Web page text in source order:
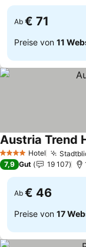
Ab € 71
Preise von 11
4 Sterne Hotel
Austria Trend
7,9 Gut 19 107
Ab € 46
Preise von 17